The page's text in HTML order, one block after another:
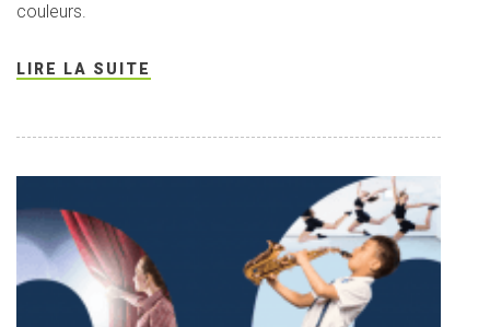
couleurs.
LIRE LA SUITE